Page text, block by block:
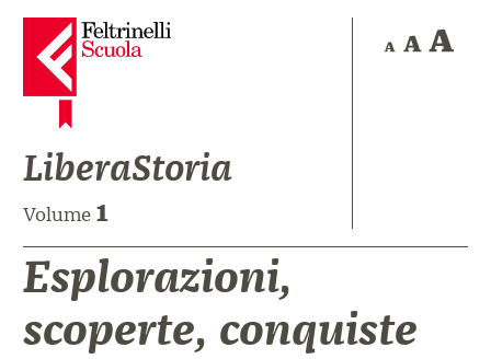
LiberaStoria
Volume 1
Esplorazioni,
scoperte, conquiste